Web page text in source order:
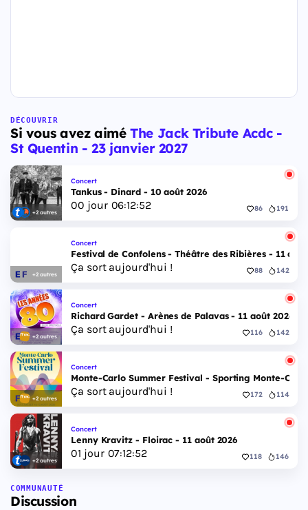
DÉCOUVRIR
Si vous avez aiméThe Jack Tribute Acdc -
St Quentin - 23 janvier 2027
+2 autres
Concert
Tankus - Dinard - 10 août 2026
00 jour 06:12:52 86 191
+2 autres
Concert
Festival de Confolens - Théâtre des Ribières - 11
Ça sort aujourd'hui ! 88 142
+2 autres
Concert
Richard Gardet - Arènes de Palavas - 11 août 2026
Ça sort aujourd'hui ! 116 142
+2 autres
Concert
Monte-Carlo Summer Festival - Sporting Monte-
Ça sort aujourd'hui ! 172 114
+2 autres
Concert
Lenny Kravitz - Floirac - 11 août 2026
01 jour 07:12:52 118 146
COMMUNAUTÉ
Discussion